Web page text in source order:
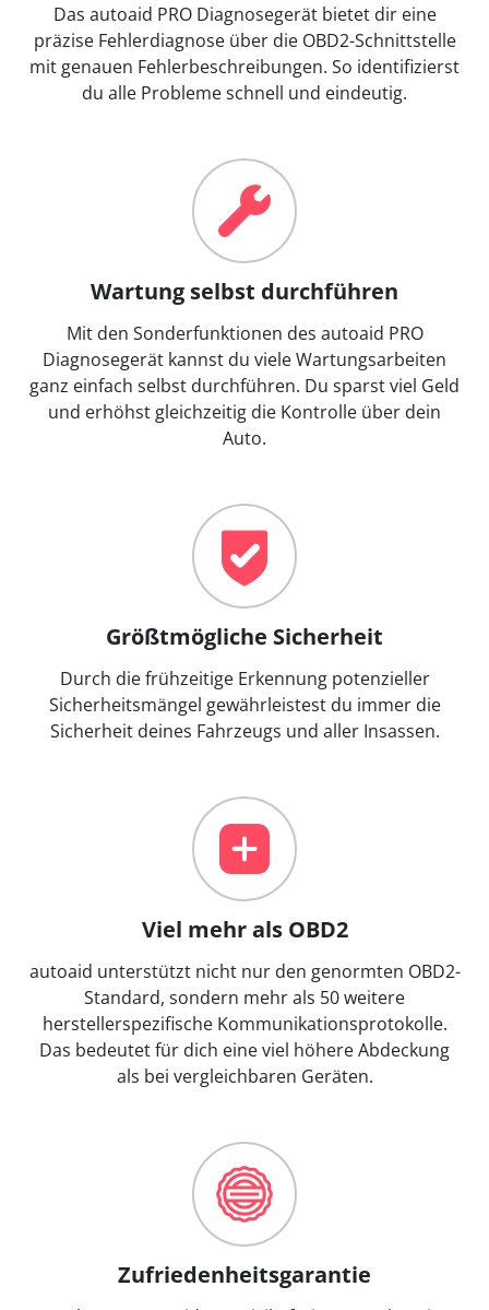
Das autoaid PRO Diagnosegerät bietet dir eine
präzise Fehlerdiagnose über die OBD2-Schnittstelle
mit genauen Fehlerbeschreibungen. So identifizierst
du alle Probleme schnell und eindeutig.
Wartung selbst durchführen
Mit den Sonderfunktionen des autoaid PRO
Diagnosegerät kannst du viele Wartungsarbeiten
ganz einfach selbst durchführen. Du sparst viel Geld
und erhöhst gleichzeitig die Kontrolle über dein
Auto.
Größtmögliche Sicherheit
Durch die frühzeitige Erkennung potenzieller
Sicherheitsmängel gewährleistest du immer die
Sicherheit deines Fahrzeugs und aller Insassen.
Viel mehr als OBD2
autoaid unterstützt nicht nur den genormten OBD2-
Standard, sondern mehr als 50 weitere
herstellerspezifische Kommunikationsprotokolle.
Das bedeutet für dich eine viel höhere Abdeckung
als bei vergleichbaren Geräten.
Zufriedenheitsgarantie